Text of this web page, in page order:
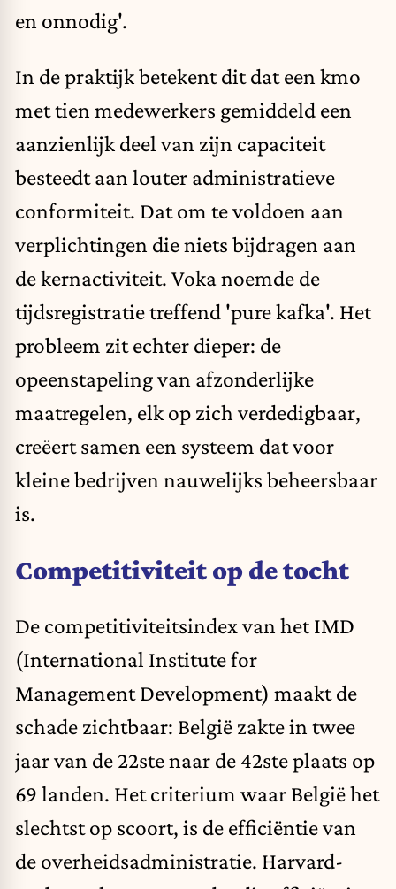
en onnodig'.
In de praktijk betekent dit dat een kmo
met tien medewerkers gemiddeld een
aanzienlijk deel van zijn capaciteit
besteedt aan louter administratieve
conformiteit. Dat om te voldoen aan
verplichtingen die niets bijdragen aan
de kernactiviteit. Voka noemde de
tijdsregistratie treffend 'pure kafka'. Het
probleem zit echter dieper: de
opeenstapeling van afzonderlijke
maatregelen, elk op zich verdedigbaar,
creëert samen een systeem dat voor
kleine bedrijven nauwelijks beheersbaar
is.
Competitiviteit op de tocht
De competitiviteitsindex van het IMD
(International Institute for
Management Development) maakt de
schade zichtbaar: België zakte in twee
jaar van de 22ste naar de 42ste plaats op
69 landen. Het criterium waar België het
slechtst op scoort, is de efficiëntie van
de overheidsadministratie. Harvard-